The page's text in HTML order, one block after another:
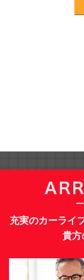
充実のカーライ
貴方